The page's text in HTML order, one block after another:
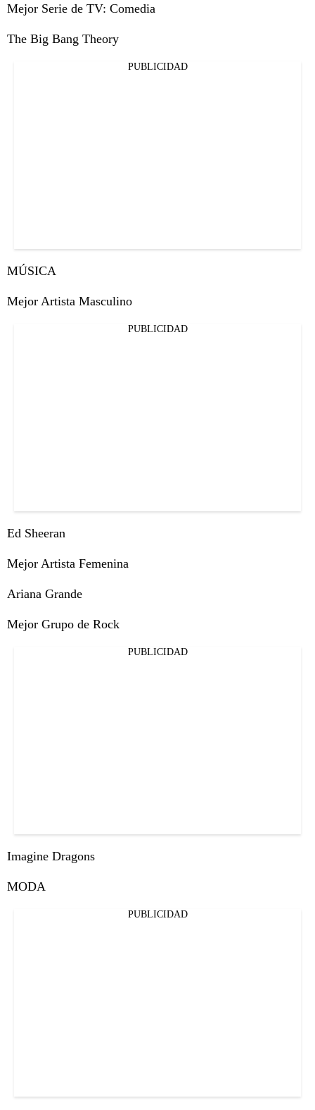
Mejor Serie de TV: Comedia
The Big Bang Theory
PUBLICIDAD
MÚSICA
Mejor Artista Masculino
PUBLICIDAD
Ed Sheeran
Mejor Artista Femenina
Ariana Grande
Mejor Grupo de Rock
PUBLICIDAD
Imagine Dragons
MODA
PUBLICIDAD